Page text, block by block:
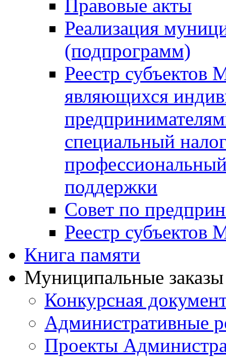
Правовые акты
Реализация
(подпрограмм)
Реестр
являющихся
специальный
поддержки
Совет по
Реестр
Книга памяти
Муниципальные
Конкурсная
Административные
Проекты